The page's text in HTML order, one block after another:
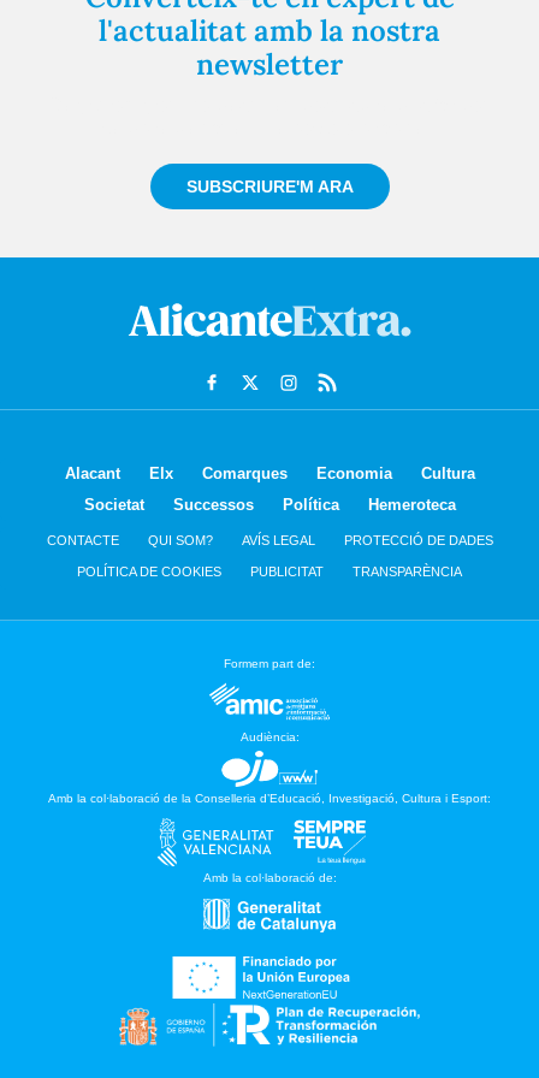
l'actualitat amb la nostra
newsletter
SUBSCRIURE'M ARA
Alacant Elx Comarques Economia
Cultura
Societat
Successos Política Hemeroteca
CONTACTE QUI SOM? AVÍS LEGAL PROTECCIÓ DE DADES
POLÍTICA DE COOKIES PUBLICITAT TRANSPARÈNCIA
Formem part de:
Audiència:
Amb la col·laboració de la Conselleria d’Educació, Investigació, Cultura i Esport:
Amb la col·laboració de: